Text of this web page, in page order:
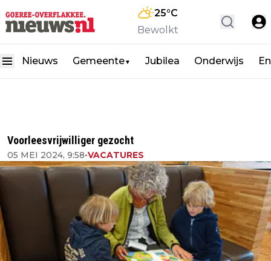
25°C
Bewolkt
Nieuws Gemeente▼ Jubilea Onderwijs
Voorleesvrijwilliger gezocht
05 MEI 2024, 9:58•VACATURES